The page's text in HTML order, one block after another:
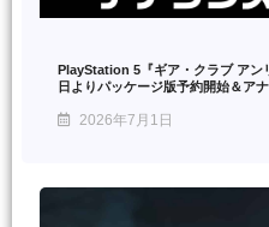
PlayStation 5『ギア・クラブ アン
日よりパッケージ版予約開始＆ア
2026年7月1日